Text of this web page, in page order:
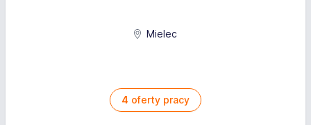
Mielec
4 oferty pracy